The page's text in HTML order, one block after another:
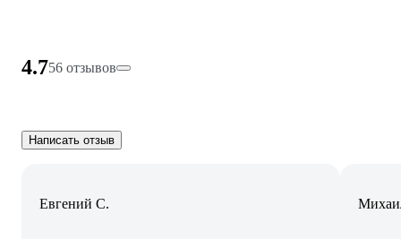
4.756 отзывов
Написать отзыв
Евгений С.